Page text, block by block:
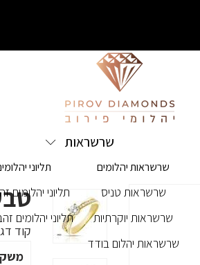
שרשראות
שרשראות יהלומים
שרשראות טניס
שרשראות יוקרתיות
שרשראות יהלום בודד
תליוני
תליוני יהלומים
תליוני יהלומים
קוד